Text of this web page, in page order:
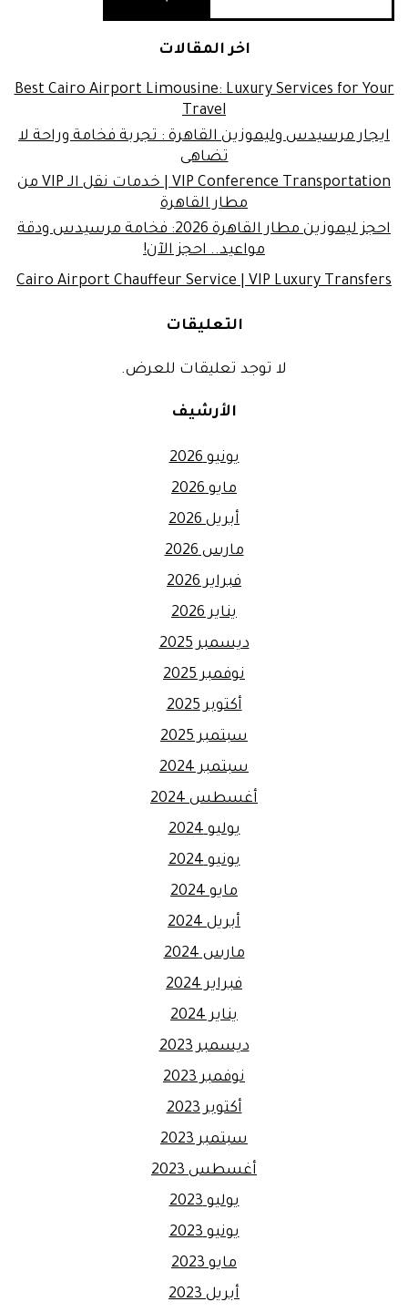
اخر المقالات
Best Cairo Airport Limousine: Luxury Services for Your
Travel
ايجار مرسيدس وليموزين القاهرة : تجربة فخامة وراحة لا
تضاهى
VIP Conference Transportation | خدمات نقل الـ VIP من
مطار القاهرة
احجز ليموزين مطار القاهرة 2026: فخامة مرسيدس ودقة
مواعيد.. احجز الآن!
Cairo Airport Chauffeur Service | VIP Luxury Transfers
التعليقات
لا توجد تعليقات للعرض.
الأرشيف
يونيو 2026
مايو 2026
أبريل 2026
مارس 2026
فبراير 2026
يناير 2026
ديسمبر 2025
نوفمبر 2025
أكتوبر 2025
سبتمبر 2025
سبتمبر 2024
أغسطس 2024
يوليو 2024
يونيو 2024
مايو 2024
أبريل 2024
مارس 2024
فبراير 2024
يناير 2024
ديسمبر 2023
نوفمبر 2023
أكتوبر 2023
سبتمبر 2023
أغسطس 2023
يوليو 2023
يونيو 2023
مايو 2023
أبريل 2023